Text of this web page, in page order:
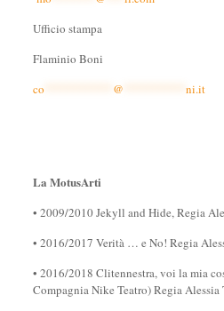
Ufficio stampa
Flaminio Boni
co
@ ni.it
La MotusArti
• 2009/2010 Jekyll and Hide, Regia
• 2016/2017 Verità … e No! Regia
• 2016/2018 Clitennestra, voi la mia
Compagnia Nike Teatro) Regia Alessia